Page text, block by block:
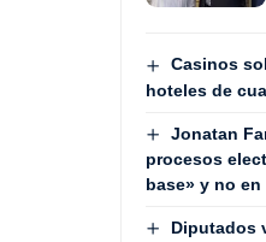
Casinos
hoteles de
Jonatan
procesos
base» y no
Diputados